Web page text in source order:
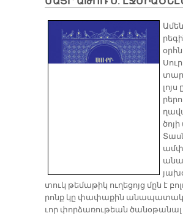
տուկ թե­մա­թիկ ու­ղե­ցոյց մըն է
րոնք կը փա­փա­քին
ւոր փոր­ձա­ռու­թեան ծա­նօ­թա­նալ